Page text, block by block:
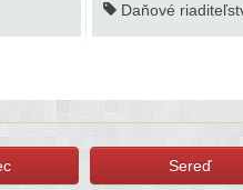
Daňové
Sereď